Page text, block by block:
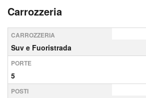
Carrozzeria
CARROZZERIA
Suv e Fuoristrada
PORTE
5
POSTI